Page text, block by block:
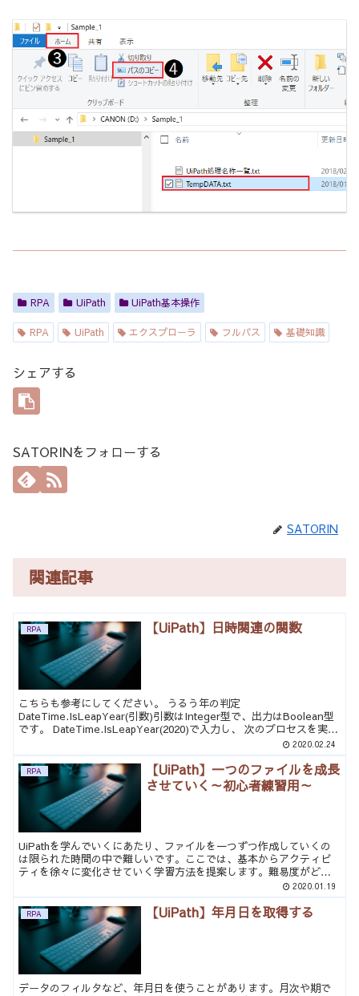
RPA UiPath UiPath基本操作
RPA UiPath エクスプローラ フルパス 基礎知識
シェアする
SATORINをフォローする
SATORIN
関連記事
RPA 【UiPath】日時関連の関数
こちらも参考にしてください。 うるう年の判定
DateTime.IsLeapYear(引数)引数はInteger型で、出力はBoolean型
です。 DateTime.IsLeapYear(2020)で入力し、 次のプロセスを実行
2020.02.24
RPA
【UiPath】一つのファイルを成長
させていく～初心者練習用～
UiPathを学んでいくにあたり、ファイルを一つずつ作成していくの
は限られた時間の中で難しいです。ここでは、基本からアクティビ
ティを徐々に変化させていく学習方法を提案します。難易度がどん
どん上がっていくので効率よく習得できると思います。最初...2020.01.19
RPA 【UiPath】年月日を取得する
データのフィルタなど、年月日を使うことがあります。月次や期で